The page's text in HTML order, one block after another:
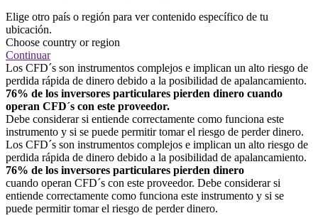
Elige otro país o región para ver contenido específico de tu
ubicación.
Choose country or region
Continuar
Los CFD´s son instrumentos complejos e implican un alto riesgo de
perdida rápida de dinero debido a la posibilidad de apalancamiento.
76% de los inversores particulares pierden dinero cuando
operan CFD´s con este proveedor.
Debe considerar si entiende correctamente como funciona este
instrumento y si se puede permitir tomar el riesgo de perder dinero.
Los CFD´s son instrumentos complejos e implican un alto riesgo de
perdida rápida de dinero debido a la posibilidad de apalancamiento.
76% de los inversores particulares pierden dinero
cuando operan CFD´s con este proveedor. Debe considerar si
entiende correctamente como funciona este instrumento y si se
puede permitir tomar el riesgo de perder dinero.